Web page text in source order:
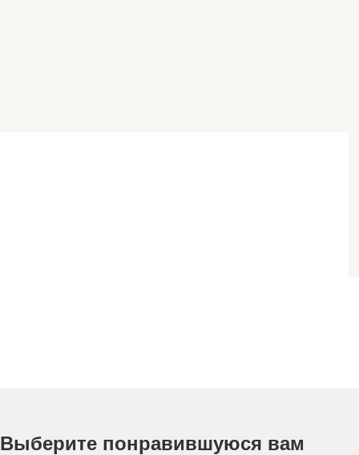
Выберите понравившуюся вам